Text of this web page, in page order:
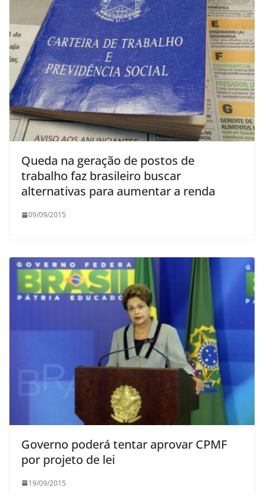
Queda na geração de postos de
trabalho faz brasileiro buscar
alternativas para aumentar a renda
09/09/2015
Governo poderá tentar aprovar CPMF
por projeto de lei
19/09/2015